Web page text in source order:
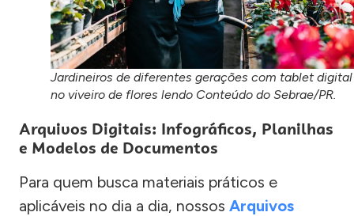
Jardineiros de diferentes gerações com tablet digital
no viveiro de flores lendo Conteúdo do Sebrae/PR.
Arquivos Digitais: Infográficos, Planilhas
e Modelos de Documentos
Para quem busca materiais práticos e
aplicáveis no dia a dia, nossos Arquivos